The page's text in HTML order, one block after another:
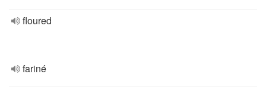
floured
fariné